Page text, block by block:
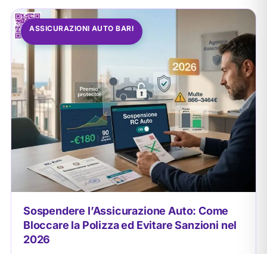
ASSICURAZIONI AUTO BARI
Sospendere l’Assicurazione Auto: Come
Bloccare la Polizza ed Evitare Sanzioni nel
2026